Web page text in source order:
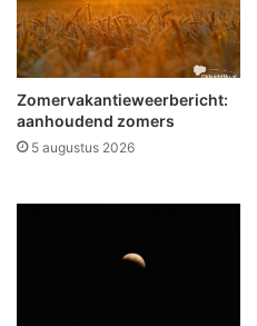
e
r
n
a
t
i
g
r
o
e
p
s
Zomervakantieweerbericht:
aanhoudend zomers
5 augustus 2026